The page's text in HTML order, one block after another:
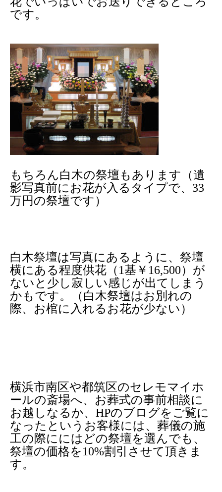
です。
もちろん白木の祭壇もあります（遺
影写真前にお花が入るタイプで、33
万円の祭壇です）
白木祭壇は写真にあるように、祭壇
横にある程度供花（1基￥16,500）が
ないと少し寂しい感じが出てしまう
かもです。（白木祭壇はお別れの
際、 お棺に入れるお花が少ない）
横浜市南区や都筑区のセレモマイホ
ールの斎場へ、お葬式の事前相談に
お越しなるか、HPのブログをご覧に
なったというお客様には、葬儀の施
工の際ににはどの祭壇を選んでも、
祭壇の価格を10%割引させて頂きま
す。